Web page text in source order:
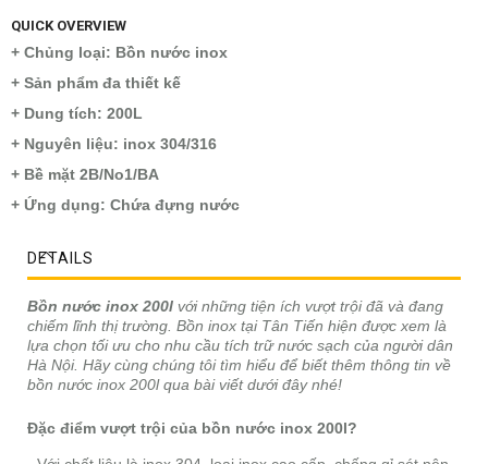
QUICK OVERVIEW
+ Chủng loại: Bồn nước inox
+ Sản phẩm đa thiết kế
+ Dung tích: 200L
+ Nguyên liệu: inox 304/316
+ Bề mặt 2B/No1/BA
+ Ứng dụng: Chứa đựng nước
DETAILS
Bồn nước inox 200l với những tiện ích vượt trội đã và đang
chiếm lĩnh thị trường. Bồn inox tại Tân Tiến hiện được xem là
lựa chọn tối ưu cho nhu cầu tích trữ nước sạch của người dân
Hà Nội. Hãy cùng chúng tôi tìm hiểu để biết thêm thông tin về
bồn nước inox 200l qua bài viết dưới đây nhé!
Đặc điểm vượt trội của bồn nước inox 200l?